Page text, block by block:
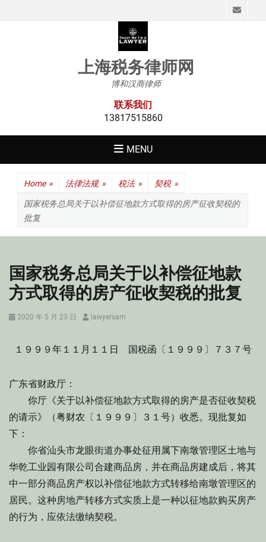
上海税务律师网
博和汉商律师
联系我们
13817515860
MENU
Home » 法律法规 » 税法 » 契税 »
国家税务总局关于以补偿征地款方式取得的房产征收契税的
批复
国家税务总局关于以补偿征地款
方式取得的房产征收契税的批复
Posted
2020 年 5 月 23 日 Authorlawyersam
１９９９年１１月１１日 国税函〔１９９９〕７３７号
广东省财政厅：
你厅《关于以补偿征地款方式取得的房产是否征收契税
的请示》（粤财农〔１９９９〕３１号）收悉。现批复如
下：
你省汕头市龙眼街道办事处征用属下南墩管理区土地与
华乾工业园有限公司合建商品房，并在商品房建成后，将其
中一部分商品房产权以补偿征地款方式转移给南墩管理区的
居民。这种房地产转移方式实质上是一种以征地款购买房产
的行为，应依法缴纳契税。